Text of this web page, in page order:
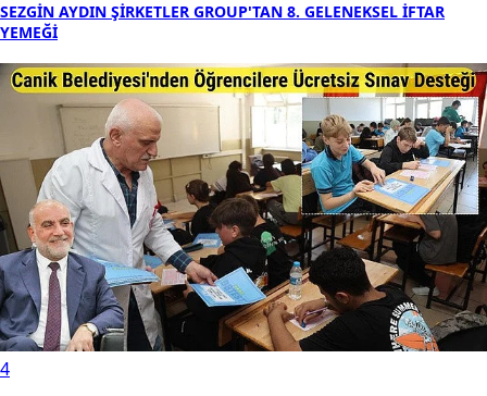
SEZGİN AYDIN ŞİRKETLER GROUP'TAN 8. GELENEKSEL İFTAR
YEMEĞİ
4